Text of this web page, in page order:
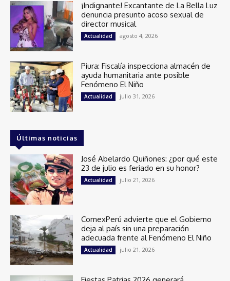
¡Indignante! Excantante de La Bella Luz
denuncia presunto acoso sexual de
director musical
Actualidad agosto 4, 2026
Piura: Fiscalía inspecciona almacén de
ayuda humanitaria ante posible
Fenómeno El Niño
Actualidad julio 31, 2026
Últimas noticias
José Abelardo Quiñones: ¿por qué este
23 de julio es feriado en su honor?
Actualidad julio 21, 2026
ComexPerú advierte que el Gobierno
deja al país sin una preparación
adecuada frente al Fenómeno El Niño
Actualidad julio 21, 2026